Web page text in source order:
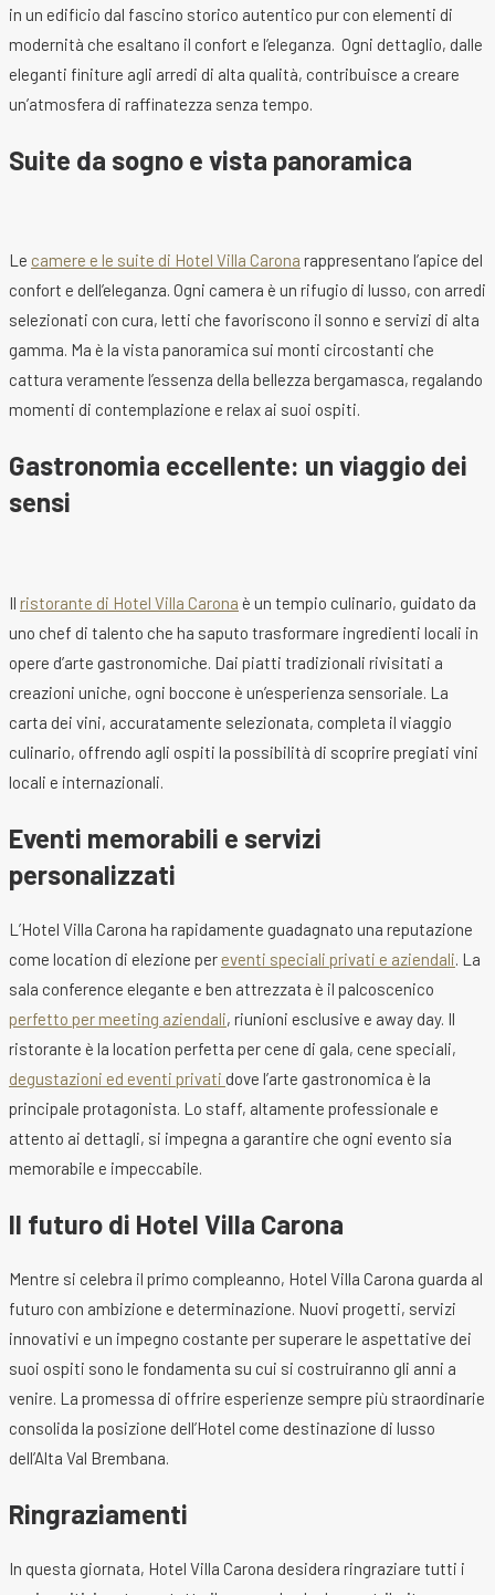
in un edificio dal fascino storico autentico pur con elementi di
modernità che esaltano il confort e l’eleganza. Ogni dettaglio, dalle
eleganti finiture agli arredi di alta qualità, contribuisce a creare
un’atmosfera di raffinatezza senza tempo.
Suite da sogno e vista panoramica
Le camere e le suite di Hotel Villa Carona rappresentano l’apice del
confort e dell’eleganza. Ogni camera è un rifugio di lusso, con arredi
selezionati con cura, letti che favoriscono il sonno e servizi di alta
gamma. Ma è la vista panoramica sui monti circostanti che
cattura veramente l’essenza della bellezza bergamasca, regalando
momenti di contemplazione e relax ai suoi ospiti.
Gastronomia eccellente: un viaggio dei
sensi
Il ristorante di Hotel Villa Carona è un tempio culinario, guidato da
uno chef di talento che ha saputo trasformare ingredienti locali in
opere d’arte gastronomiche. Dai piatti tradizionali rivisitati a
creazioni uniche, ogni boccone è un’esperienza sensoriale. La
carta dei vini, accuratamente selezionata, completa il viaggio
culinario, offrendo agli ospiti la possibilità di scoprire pregiati vini
locali e internazionali.
Eventi memorabili e servizi
personalizzati
L’Hotel Villa Carona ha rapidamente guadagnato una reputazione
come location di elezione per eventi speciali privati e aziendali. La
sala conference elegante e ben attrezzata è il palcoscenico
perfetto per meeting aziendali, riunioni esclusive e away day. Il
ristorante è la location perfetta per cene di gala, cene speciali,
degustazioni ed eventi privati dove l’arte gastronomica è la
principale protagonista. Lo staff, altamente professionale e
attento ai dettagli, si impegna a garantire che ogni evento sia
memorabile e impeccabile.
Il futuro di Hotel Villa Carona
Mentre si celebra il primo compleanno, Hotel Villa Carona guarda al
futuro con ambizione e determinazione. Nuovi progetti, servizi
innovativi e un impegno costante per superare le aspettative dei
suoi ospiti sono le fondamenta su cui si costruiranno gli anni a
venire. La promessa di offrire esperienze sempre più straordinarie
consolida la posizione dell’Hotel come destinazione di lusso
dell’Alta Val Brembana.
Ringraziamenti
In questa giornata, Hotel Villa Carona desidera ringraziare tutti i